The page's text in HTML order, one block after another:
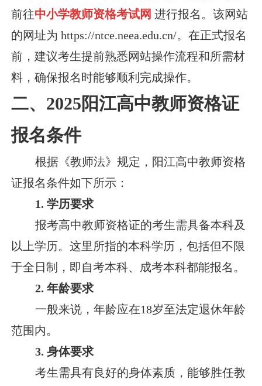
前往中小学教师资格考试网 进行报名。该网站
的网址为 https://ntce.neea.edu.cn/。在正式报名
前，建议考生提前熟悉网站操作流程和所需材
料，确保报名时能够顺利完成操作。
二、2025阳江高中教师资格证
报名条件
根据《教师法》规定，阳江高中教师资格
证报名条件如下所示：
1. 学历要求
报考高中教师资格证的考生需具备本科及
以上学历。这里所指的本科学历，包括但不限
于全日制，即自考本科、成考本科都能报名。
2. 年龄要求
一般来说，年龄应在18岁至法定退休年龄
范围内。
3. 身体要求
考生需具有良好的身体素质，能够胜任教